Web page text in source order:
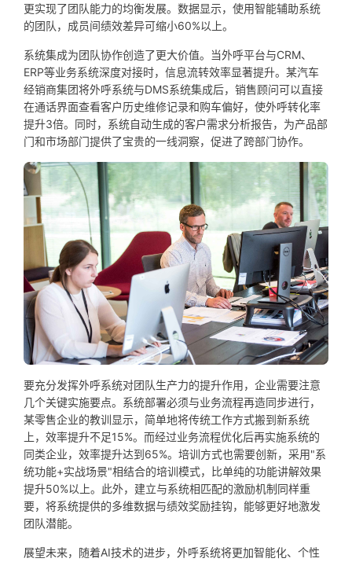
更实现了团队能力的均衡发展。数据显示，使用智能辅助系统
的团队，成员间绩效差异可缩小60%以上。
系统集成为团队协作创造了更大价值。当外呼平台与CRM、
ERP等业务系统深度对接时，信息流转效率显著提升。某汽车
经销商集团将外呼系统与DMS系统集成后，销售顾问可以直接
在通话界面查看客户历史维修记录和购车偏好，使外呼转化率
提升3倍。同时，系统自动生成的客户需求分析报告，为产品部
门和市场部门提供了宝贵的一线洞察，促进了跨部门协作。
要充分发挥外呼系统对团队生产力的提升作用，企业需要注意
几个关键实施要点。系统部署必须与业务流程再造同步进行，
某零售企业的教训显示，简单地将传统工作方式搬到新系统
上，效率提升不足15%。而经过业务流程优化后再实施系统的
同类企业，效率提升达到65%。培训方式也需要创新，采用"系
统功能+实战场景"相结合的培训模式，比单纯的功能讲解效果
提升50%以上。此外，建立与系统相匹配的激励机制同样重
要，将系统提供的多维数据与绩效奖励挂钩，能够更好地激发
团队潜能。
展望未来，随着AI技术的进步，外呼系统将更加智能化、个性